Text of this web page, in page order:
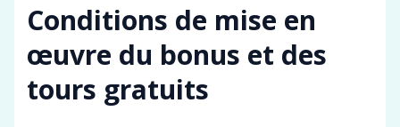
Conditions de mise en
œuvre du bonus et des
tours gratuits